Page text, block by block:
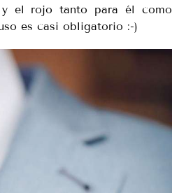
el rojo tanto para él como
es casi obligatorio :-)